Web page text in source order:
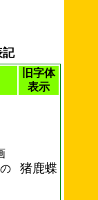
記
旧字体
表示
猪鹿蝶